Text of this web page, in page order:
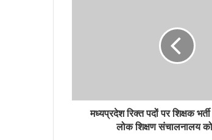
मध्यप्रदेश रिक्त पदों पर शिक्षक
लोक शिक्षण संचालनालय